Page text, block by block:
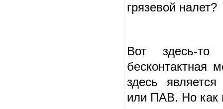
грязевой налет?
Вот здесь-
здесь
или ПАВ. Но как